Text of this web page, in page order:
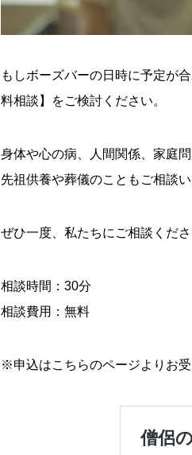
もしボーズバーの日時に予定が
料相談】をご検討ください。
身体や心の病、人間関係、家庭
先祖供養や葬儀のこともご相談い
ぜひ一度、私たちにご相談くださ
相談時間：30分
相談費用：無料
※申込はこちらのページよりお